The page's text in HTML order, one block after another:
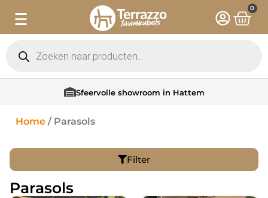
0
Sfeervolle showroom in Hattem
Home / Parasols
Filter
Parasols